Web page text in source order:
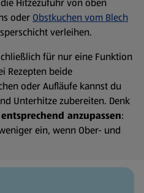
Hitzezufuhr von oben
oder Obstkuchen vom Blech
verleihen.
für nur eine Funktion
Rezepten beide
oder Aufläufe kannst du
Unterhitze zubereiten. Denk
anzupassen:
ein, wenn Ober- und